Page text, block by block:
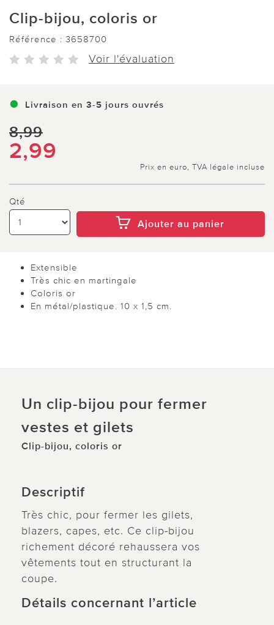
Clip-bijou, coloris or
Référence : 3658700
Voir l'évaluation
Livraison en 3-5 jours ouvrés
8,99
2,99
Prix en euro, TVA légale incluse
Qté
Ajouter au panier
Extensible
Très chic en martingale
Coloris or
En métal/plastique. 10 x 1,5 cm.
Un clip-bijou pour fermer
vestes et gilets
Clip-bijou, coloris or
Descriptif
Très chic, pour fermer les gilets,
blazers, capes, etc. Ce clip-bijou
richement décoré rehaussera vos
vêtements tout en structurant la
coupe.
Détails concernant l’article